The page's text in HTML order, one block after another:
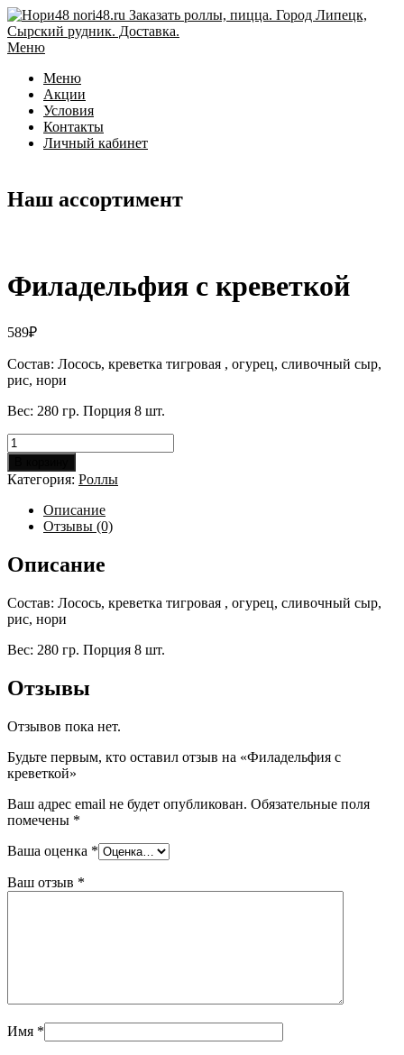
Перейти
к
содержимому
Меню
Меню
Акции
Условия
Контакты
Личный кабинет
Наш ассортимент
Филадельфия с креветкой
589₽
Состав: Лосось, креветка тигровая , огурец, сливочный сыр,
рис, нори
Вес: 280 гр. Порция 8 шт.
Количество
товара
Филадельфия
с
креветкой
Категория: Роллы
Описание
Отзывы (0)
Описание
Состав: Лосось, креветка тигровая , огурец, сливочный сыр,
рис, нори
Вес: 280 гр. Порция 8 шт.
Отзывы
Отзывов пока нет.
Будьте первым, кто оставил отзыв на «Филадельфия с
креветкой»
Ваш адрес email не будет опубликован. Обязательные поля
помечены *
Ваша оценка *
Ваш отзыв *
Имя *